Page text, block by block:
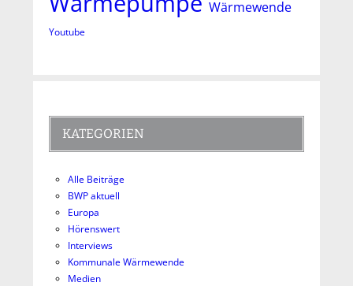
Wärmewende
Youtube
KATEGORIEN
Alle Beiträge
BWP aktuell
Europa
Hörenswert
Interviews
Kommunale Wärmewende
Medien